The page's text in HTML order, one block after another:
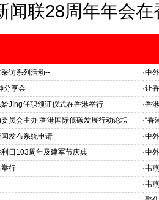
闻联28周年年会在
访系列活动--
球影响力的应用示范高地
·中
证
分享会 ·让
聚
Jìng任职颁证仪式在香港举行 ·香
员会主办:香港国际低碳发展行动论坛
济国际合作
·“香
中
发布系统申请 ·中
洽
日103周年及建军节庆典 ·中
洽
行 ·韦
·韦